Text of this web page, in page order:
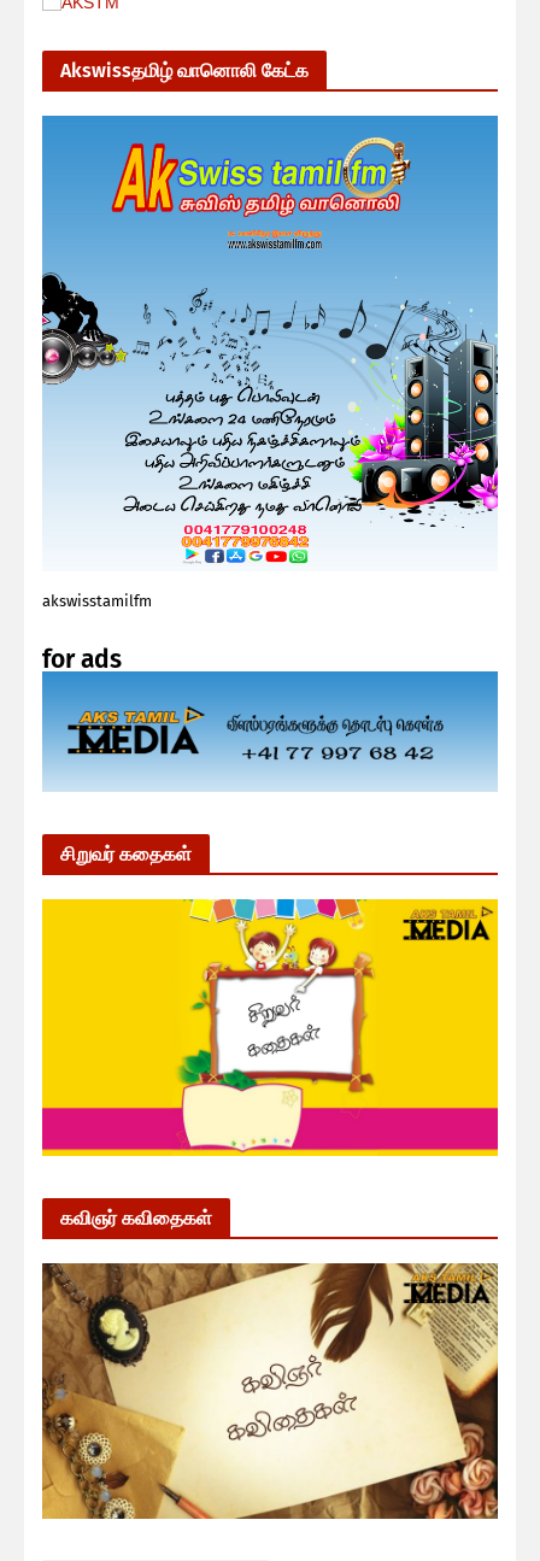
Akswissதமிழ் வானொலி கேட்க
akswisstamilfm
for ads
சிறுவர் கதைகள்
கவிஞர் கவிதைகள்